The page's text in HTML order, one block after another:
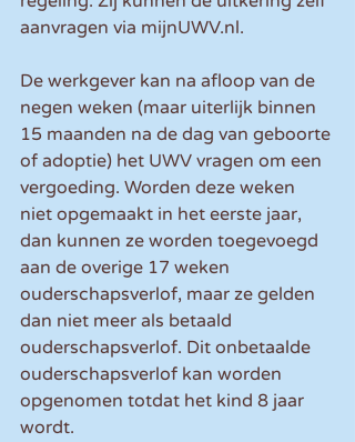
aanvragen via mijnUWV.nl.
De werkgever kan na afloop van de
negen weken (maar uiterlijk binnen
15 maanden na de dag van geboorte
of adoptie) het UWV vragen om een
vergoeding. Worden deze weken
niet opgemaakt in het eerste jaar,
dan kunnen ze worden toegevoegd
aan de overige 17 weken
ouderschapsverlof, maar ze gelden
dan niet meer als betaald
ouderschapsverlof. Dit onbetaalde
ouderschapsverlof kan worden
opgenomen totdat het kind 8 jaar
wordt.